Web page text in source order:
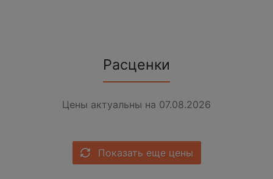
Расценки
Цены актуальны на 07.08.2026
Показать еще цены